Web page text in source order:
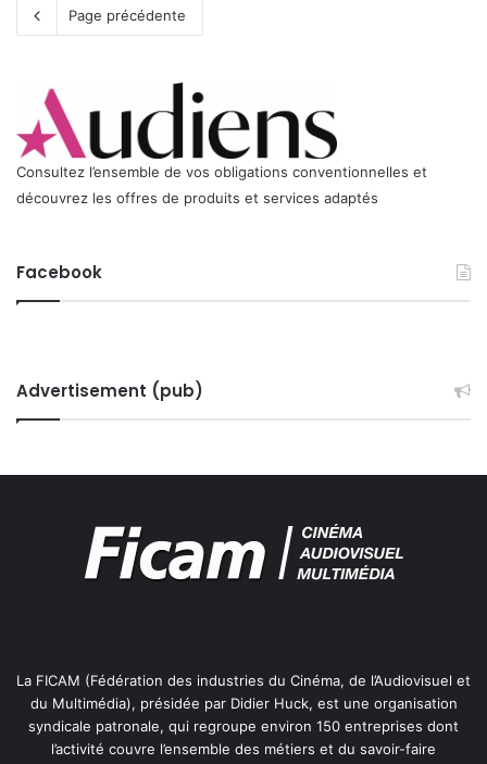
Page précédente
Consultez l’ensemble de vos obligations conventionnelles et
découvrez les offres de produits et services adaptés
Facebook
Advertisement (pub)
La FICAM (Fédération des industries du Cinéma, de l’Audiovisuel et
du Multimédia), présidée par Didier Huck, est une organisation
syndicale patronale, qui regroupe environ 150 entreprises dont
l’activité couvre l’ensemble des métiers et du savoir-faire